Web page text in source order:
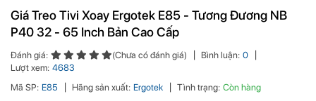
Giá Treo Tivi Xoay Ergotek E85 - Tương Đương NB
P40 32 - 65 Inch Bản Cao Cấp
Đánh giá: (Chưa có đánh giá) Bình luận: 0
Lượt xem: 4683
Mã SP: E85 Hãng sản xuất: Ergotek Tình trạng: Còn hàng